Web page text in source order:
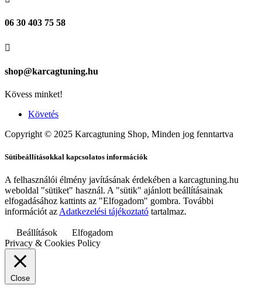
06 30 403 75 58

shop@karcagtuning.hu
Kövess minket!
Követés
Copyright © 2025 Karcagtuning Shop, Minden jog fenntartva
Sütibeállításokkal kapcsolatos információk
A felhasználói élmény javításának érdekében a karcagtuning.hu
weboldal "sütiket" használ. A "sütik" ajánlott beállításainak
elfogadásához kattints az "Elfogadom" gombra. További
információt azAdatkezelési tájékoztató tartalmaz.
Beállítások
Elfogadom
Privacy & Cookies Policy
Close